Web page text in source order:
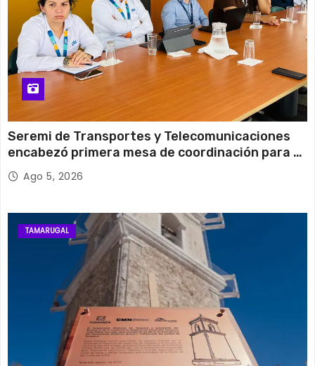
Seremi de Transportes y Telecomunicaciones
encabezó primera mesa de coordinación para el
retiro de cables en desuso en Iquique
Ago 5, 2026
TAMARUGAL